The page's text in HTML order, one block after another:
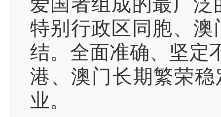
特别行政区同胞、
结。全面准确、坚定
港、澳门长期繁荣
业。